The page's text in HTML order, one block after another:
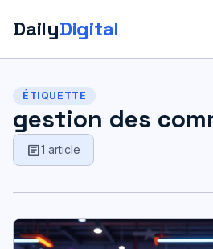
DailyDigital
ÉTIQUETTE
gestion des
article1 article